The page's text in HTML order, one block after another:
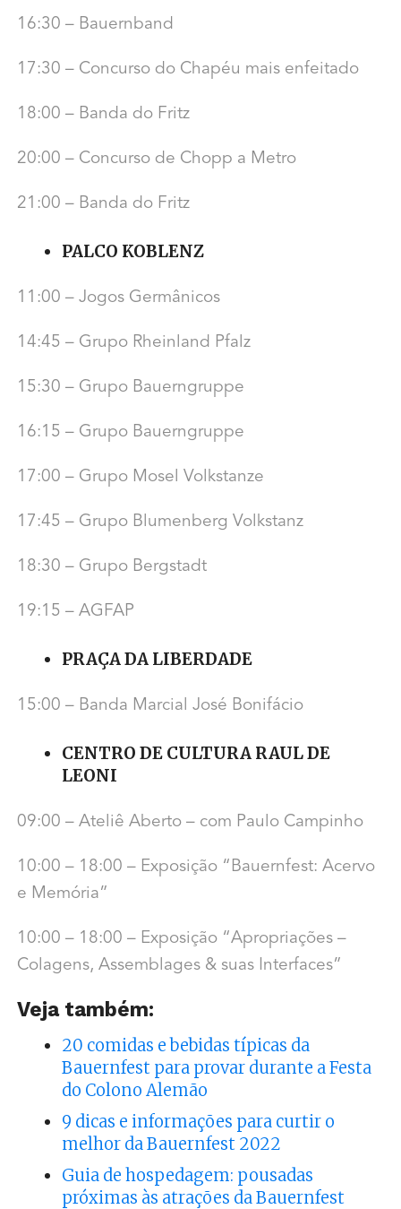
16:30 – Bauernband
17:30 – Concurso do Chapéu mais enfeitado
18:00 – Banda do Fritz
20:00 – Concurso de Chopp a Metro
21:00 – Banda do Fritz
PALCO KOBLENZ
11:00 – Jogos Germânicos
14:45 – Grupo Rheinland Pfalz
15:30 – Grupo Bauerngruppe
16:15 – Grupo Bauerngruppe
17:00 – Grupo Mosel Volkstanze
17:45 – Grupo Blumenberg Volkstanz
18:30 – Grupo Bergstadt
19:15 – AGFAP
PRAÇA DA LIBERDADE
15:00 – Banda Marcial José Bonifácio
CENTRO DE CULTURA RAUL DE
LEONI
09:00 – Ateliê Aberto – com Paulo Campinho
10:00 – 18:00 – Exposição “Bauernfest: Acervo
e Memória”
10:00 – 18:00 – Exposição “Apropriações –
Colagens, Assemblages & suas Interfaces”
Veja também:
20 comidas e bebidas típicas da
Bauernfest para provar durante a Festa
do Colono Alemão
9 dicas e informações para curtir o
melhor da Bauernfest 2022
Guia de hospedagem: pousadas
próximas às atrações da Bauernfest